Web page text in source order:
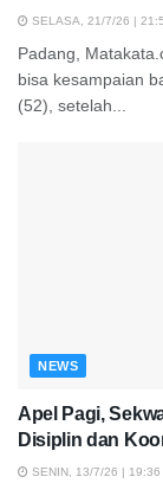
SELASA, 21/7/26 |
Padang,
bisa kesampaian
(52), setelah...
NEWS
Apel Pagi,
Disiplin dan
SENIN, 13/7/26 | 19:36